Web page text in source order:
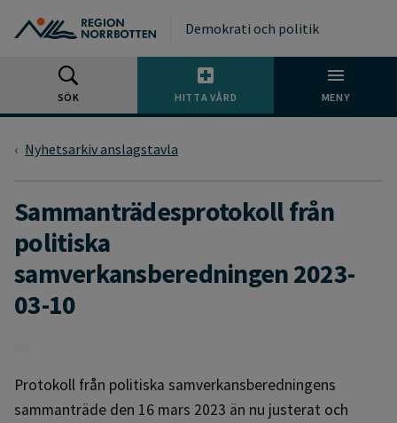
Demokrati och politik
SÖK HITTA VÅRD MENY
Nyhetsarkiv anslagstavla
Sammanträdesprotokoll från
politiska
samverkansberedningen 2023-
03-10
Protokoll från politiska samverkansberedningens
sammanträde den 16 mars 2023 än nu justerat och